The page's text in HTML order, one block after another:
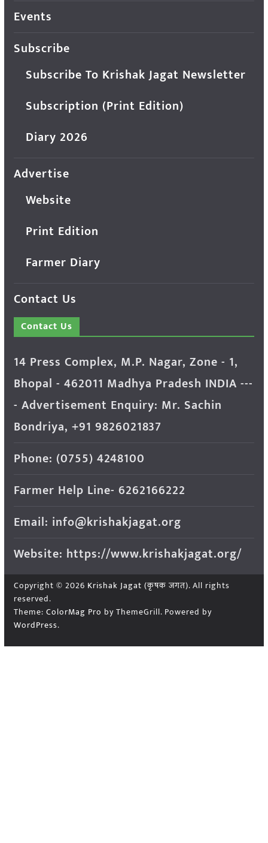
Events
Subscribe
Subscribe To Krishak Jagat Newsletter
Subscription (Print Edition)
Diary 2026
Advertise
Website
Print Edition
Farmer Diary
Contact Us
Contact Us
14 Press Complex, M.P. Nagar, Zone - 1,
Bhopal - 462011 Madhya Pradesh INDIA ---
- Advertisement Enquiry: Mr. Sachin
Bondriya, +91 9826021837
Phone: (0755) 4248100
Farmer Help Line- 6262166222
Email: info@krishakjagat.org
Website: https://www.krishakjagat.org/
Copyright © 2026 Krishak Jagat (कृषक जगत). All rights
reserved.
Theme: ColorMag Pro by ThemeGrill. Powered by
WordPress.